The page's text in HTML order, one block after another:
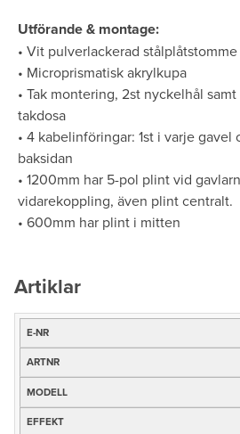
Utförande & montage:
• Vit pulverlackerad stålplåtstomme
• Microprismatisk akrylkupa
• Tak montering, 2st nyckelhål
takdosa
• 4 kabelinföringar: 1st i varje
baksidan
• 1200mm har 5-pol plint vid
vidarekoppling, även plint centralt.
• 600mm har plint i mitten
Artiklar
E-
nr
Modell